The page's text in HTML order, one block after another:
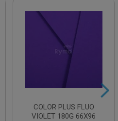
COLOR PLUS FLUO
VIOLET 180G 66X96